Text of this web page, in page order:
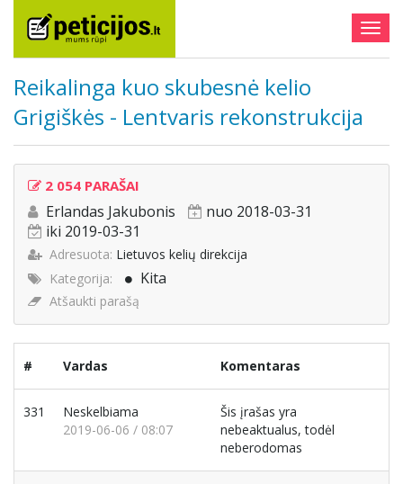
Reikalinga kuo skubesnė kelio
Grigiškės - Lentvaris rekonstrukcija
2 054 PARAŠAI
Erlandas Jakubonis
nuo 2018-03-31
iki 2019-03-31
Adresuota: Lietuvos kelių direkcija
Kategorija:
Kita
Atšaukti parašą
# Vardas Komentaras
331
Neskelbiama
2019-06-06 / 08:07
Šis įrašas yra
nebeaktualus, todėl
neberodomas